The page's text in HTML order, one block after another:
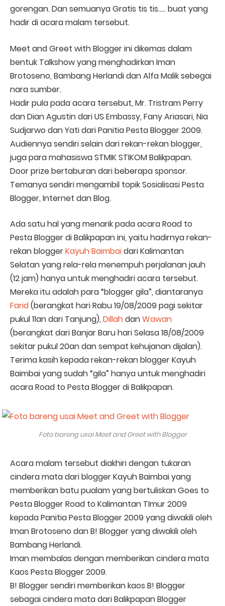
gorengan. Dan semuanya Gratis tis tis….. buat yang
hadir di acara malam tersebut.
Meet and Greet with Blogger ini dikemas dalam
bentuk Talkshow yang menghadirkan Iman
Brotoseno, Bambang Herlandi dan Alfa Malik sebegai
nara sumber.
Hadir pula pada acara tersebut, Mr. Tristram Perry
dan Dian Agustin dari US Embassy, Fany Ariasari, Nia
Sudjarwo dan Yati dari Panitia Pesta Blogger 2009.
Audiennya sendiri selain dari rekan-rekan blogger,
juga para mahasiswa STMIK STIKOM Balikpapan.
Door prize bertaburan dari beberapa sponsor.
Temanya sendiri mengambil topik Sosialisasi Pesta
Blogger, Internet dan Blog.
Ada satu hal yang menarik pada acara Road to
Pesta Blogger di Balikpapan ini, yaitu hadirnya rekan-
rekan bloggerKayuh Baimbaidari Kalimantan
Selatan yang rela-rela menempuh perjalanan jauh
(12 jam) hanya untuk menghadiri acara tersebut.
Mereka itu adalah para “blogger gila”, diantaranya
Farid(berangkat hari Rabu 19/08/2009 pagi sekitar
pukul 11an dari Tanjung), DillahdanWawan
(berangkat dari Banjar Baru hari Selasa 18/08/2009
sekitar pukul 20an dan sempat kehujanan dijalan).
Terima kasih kepada rekan-rekan blogger Kayuh
Baimbai yang sudah “gila” hanya untuk menghadiri
acara Road to Pesta Blogger di Balikpapan.
Foto bareng usai Meet and Greet with Blogger
Acara malam tersebut diakhiri dengan tukaran
cindera mata dari blogger Kayuh Baimbai yang
memberikan batu pualam yang bertuliskan Goes to
Pesta Blogger Road to Kalimantan TImur 2009
kepada Panitia Pesta Blogger 2009 yang diwakili oleh
Iman Brotoseno dan B! Blogger yang diwakili oleh
Bambang Herlandi.
Iman membalas dengan memberikan cindera mata
Kaos Pesta Blogger 2009.
B! Blogger sendiri memberikan kaos B! Blogger
sebagai cindera mata dari Balikpapan Blogger